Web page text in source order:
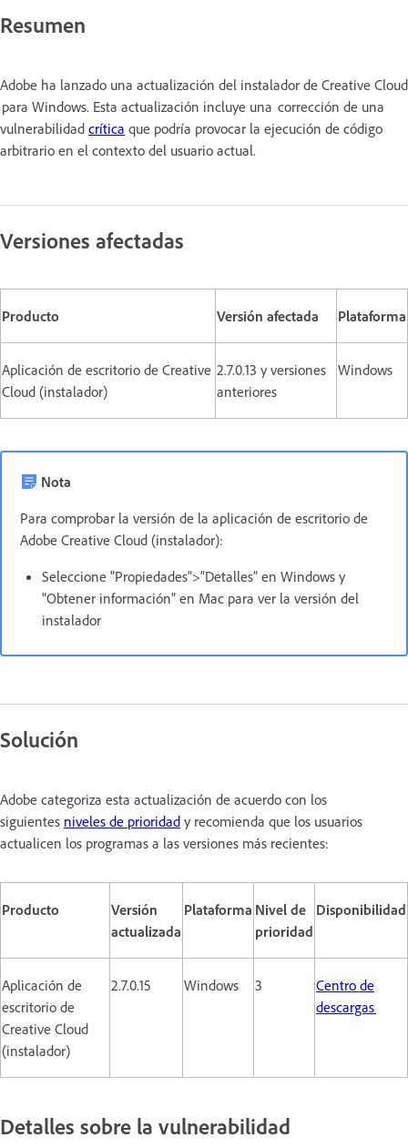
Resumen
Adobe ha lanzado una actualización del instalador de Creative Cloud
para Windows. Esta actualización incluye una corrección de una
vulnerabilidad crítica que podría provocar la ejecución de código
arbitrario en el contexto del usuario actual.
Versiones afectadas
Producto Versión afectada Plataforma
Aplicación de escritorio de Creative
Cloud (instalador)
2.7.0.13 y versiones
anteriores
Windows
Nota
Para comprobar la versión de la aplicación de escritorio de
Adobe Creative Cloud (instalador):
Seleccione "Propiedades”>”Detalles” en Windows y
"Obtener información" en Mac para ver la versión del
instalador
Solución
Adobe categoriza esta actualización de acuerdo con los
siguientes niveles de prioridad y recomienda que los usuarios
actualicen los programas a las versiones más recientes:
Producto
Versión
actualizada
Plataforma Nivel de
prioridad
Disponibilidad
Aplicación de
escritorio de
Creative Cloud
(instalador)
2.7.0.15 Windows 3
Centro de
descargas
Detalles sobre la vulnerabilidad